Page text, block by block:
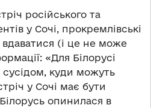
російського та
у Сочі, прокремлівські
(і це не може
«Для Білорусі
сусідом, куди можуть
у Сочі має бути
опинилася в